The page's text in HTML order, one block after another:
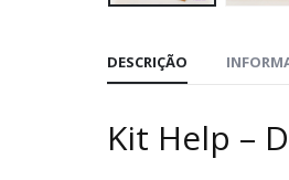
DESCRIÇÃO
Kit Help –